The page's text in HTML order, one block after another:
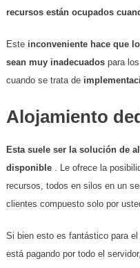
recursos están ocupados
Este inconveniente hace que
sean muy inadecuadospara los
cuando se trata de
Alojamiento
Esta suele ser la solución de
disponible. Le ofrece la
recursos, todos en silos en un
clientes compuesto solo por
Si bien esto es fantástico para
está pagando por todo el